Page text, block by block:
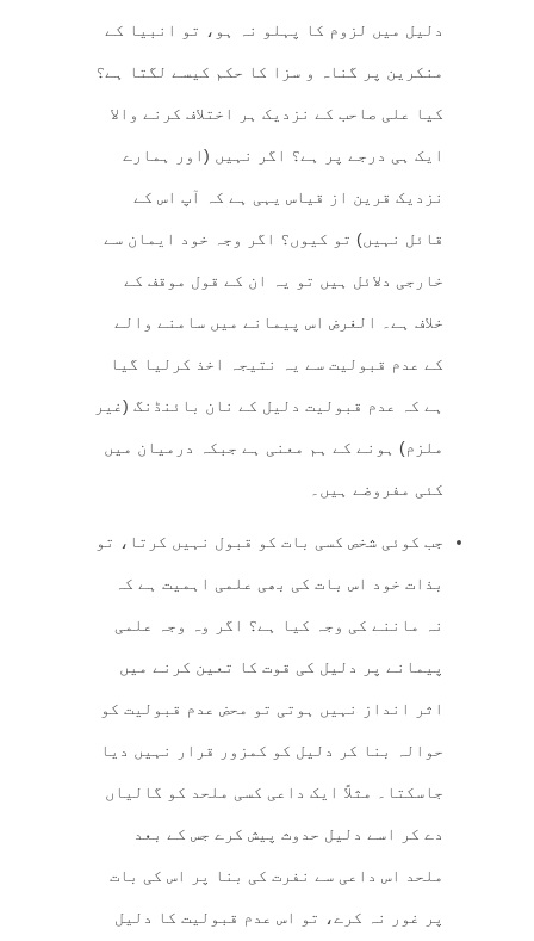
دلیل میں لزوم کا پہلو نہ ہو، تو انبیا کے
منکرین پر گناہ و سزا کا حکم کیسے لگتا ہے؟
کیا علی صاحب کے نزدیک ہر اختلاف کرنے والا
ایک ہی درجے پر ہے؟ اگر نہیں (اور ہمارے
نزدیک قرین از قیاس یہی ہے کہ آپ اس کے
قائل نہیں) تو کیوں؟ اگر وجہ خود ایمان سے
خارجی دلائل ہیں تو یہ ان کے قول موقف کے
خلاف ہے۔ الغرض اس پیمانے میں سامنے والے
کے عدم قبولیت سے یہ نتیجہ اخذ کرلیا گیا
ہے کہ عدم قبولیت دلیل کے نان بائنڈنگ (غیر
ملزم) ہونے کے ہم معنی ہے جبکہ درمیان میں
کئی مفروضے ہیں۔
جب کوئی شخص کسی بات کو قبول نہیں کرتا، تو
بذات خود اس بات کی بھی علمی اہمیت ہے کہ
نہ ماننے کی وجہ کیا ہے؟ اگر وہ وجہ علمی
پیمانے پر دلیل کی قوت کا تعین کرنے میں
اثر انداز نہیں ہوتی تو محض عدم قبولیت کو
حوالہ بنا کر دلیل کو کمزور قرار نہیں دیا
جاسکتا۔ مثلاً ایک داعی کسی ملحد کو گالیاں
دے کر اسے دلیل حدوث پیش کرے جس کے بعد
ملحد اس داعی سے نفرت کی بنا پر اس کی بات
پر غور نہ کرے، تو اس عدم قبولیت کا دلیل